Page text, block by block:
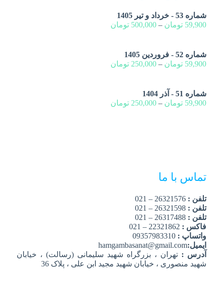
شماره 53 - خرداد و تیر 1405
59,900 تومان –
500,000 تومان
شماره 52 - فروردین 1405
59,900 تومان –
250,000 تومان
شماره 51 - آذر 1404
59,900 تومان –
250,000 تومان
تماس با ما
تلفن :26321576 – 021
تلفن :26321598 – 021
تلفن :26317488 – 021
فاکس :
واتساپ : 09357983310
ایمیل:hamgambasanat@gmail.com
آدرس :تهران ، بزرگراه شهید سلیمانی (رسالت) ، خیابان
شهید منصوری ، خیابان شهید مجید ابن علی ، پلاک 36